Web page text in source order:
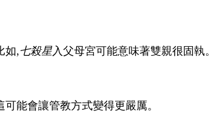
如,七殺星 入父母宮可能意味著雙親很固執。
能會讓管教方式變得更嚴厲。